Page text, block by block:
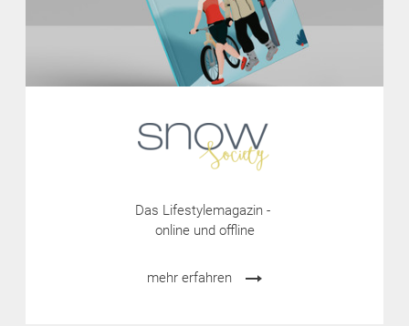
Das Lifestylemagazin -
online und offline
mehr erfahren